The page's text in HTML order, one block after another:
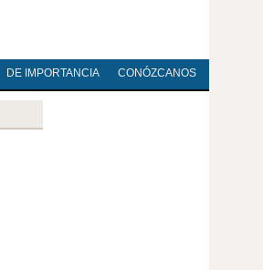
DE IMPORTANCIA CONÓZCANOS